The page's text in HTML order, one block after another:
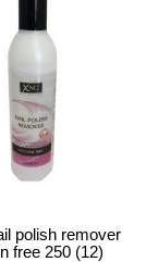
polish remover
free 250 (12)